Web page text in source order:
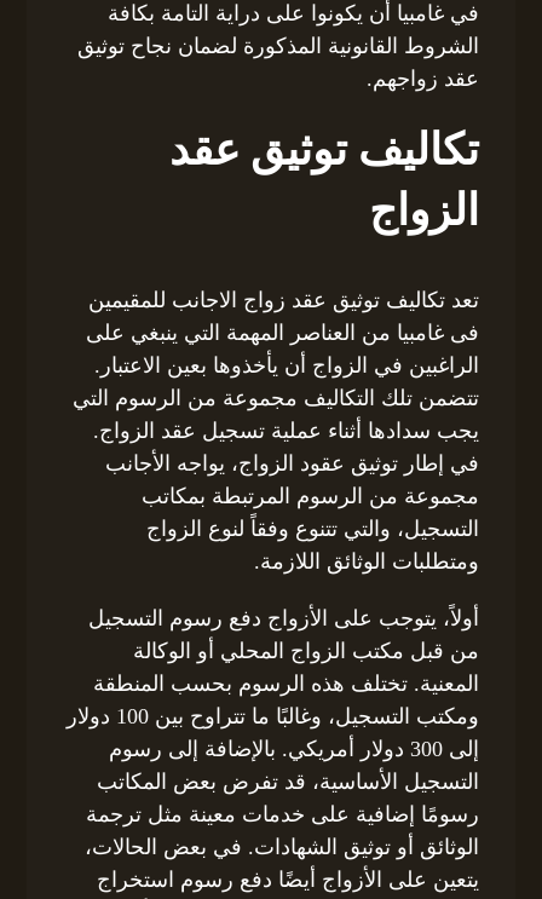
في غامبيا أن يكونوا على دراية التامة بكافة
الشروط القانونية المذكورة لضمان نجاح توثيق
عقد زواجهم.
تكاليف توثيق عقد
الزواج
تعد تكاليف توثيق عقد زواج الاجانب للمقيمين
فى غامبيا من العناصر المهمة التي ينبغي على
الراغبين في الزواج أن يأخذوها بعين الاعتبار.
تتضمن تلك التكاليف مجموعة من الرسوم التي
يجب سدادها أثناء عملية تسجيل عقد الزواج.
في إطار توثيق عقود الزواج، يواجه الأجانب
مجموعة من الرسوم المرتبطة بمكاتب
التسجيل، والتي تتنوع وفقاً لنوع الزواج
ومتطلبات الوثائق اللازمة.
أولاً، يتوجب على الأزواج دفع رسوم التسجيل
من قبل مكتب الزواج المحلي أو الوكالة
المعنية. تختلف هذه الرسوم بحسب المنطقة
ومكتب التسجيل، وغالبًا ما تتراوح بين 100 دولار
إلى 300 دولار أمريكي. بالإضافة إلى رسوم
التسجيل الأساسية، قد تفرض بعض المكاتب
رسومًا إضافية على خدمات معينة مثل ترجمة
الوثائق أو توثيق الشهادات. في بعض الحالات،
يتعين على الأزواج أيضًا دفع رسوم استخراج